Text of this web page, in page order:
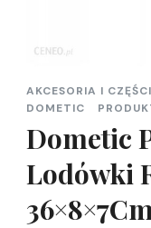
AKCESORIA I
DOMETIC
Dometic
Lodówki
36×8×7Cm